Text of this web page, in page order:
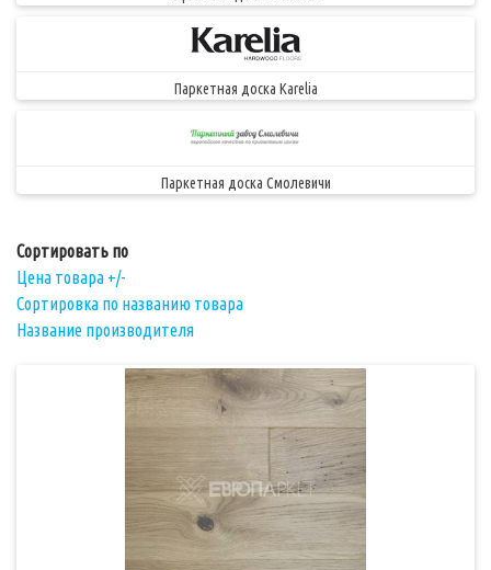
Паркетная доска Karelia
Паркетная доска Смолевичи
Сортировать по
Цена товара +/-
Сортировка по названию товара
Название производителя